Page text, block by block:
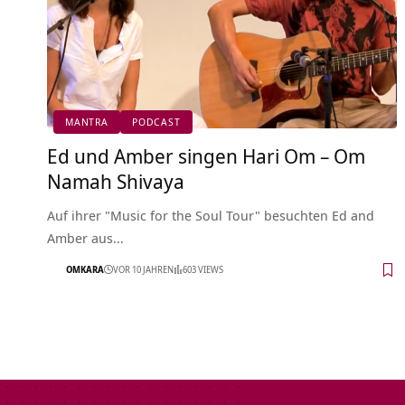
MANTRA PODCAST
Ed und Amber singen Hari Om – Om
Namah Shivaya
Auf ihrer "Music for the Soul Tour" besuchten Ed and
Amber aus…
OMKARA VOR 10 JAHREN 603 VIEWS